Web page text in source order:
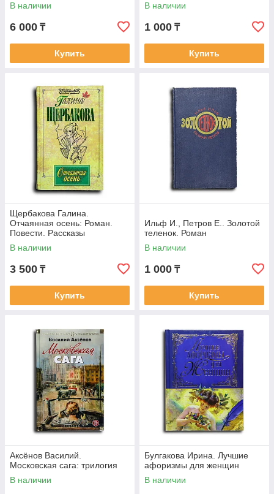
В наличии
6 000 ₸
Купить
В наличии
1 000 ₸
Купить
Щербакова Галина.
Отчаянная осень: Роман.
Повести. Рассказы
В наличии
3 500 ₸
Купить
Ильф И., Петров Е.. Золотой
теленок. Роман
В наличии
1 000 ₸
Купить
Аксёнов Василий.
Московская сага: трилогия
В наличии
Булгакова Ирина. Лучшие
афоризмы для женщин
В наличии